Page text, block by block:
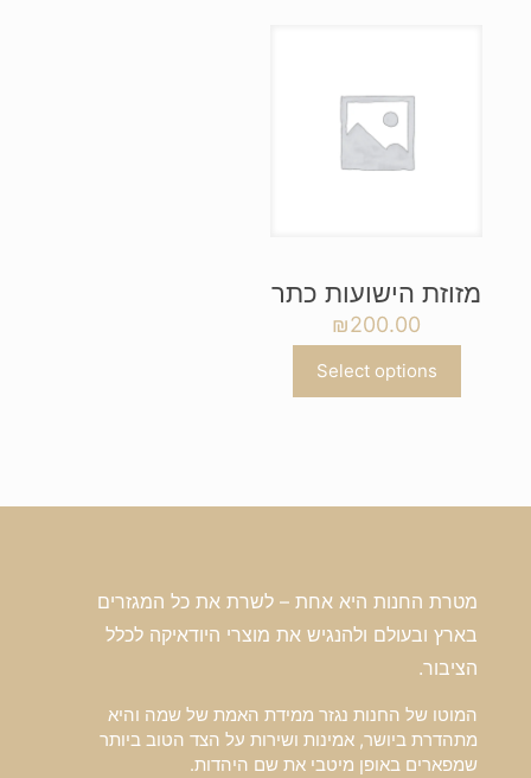
מזוזת הישועות כתר
₪200.00
Select options
מטרת החנות היא אחת – לשרת את כל המגזרים
בארץ ובעולם ולהנגיש את מוצרי היודאיקה לכלל
הציבור.
המוטו של החנות נגזר ממידת האמת של שמה והיא
מתהדרת ביושר, אמינות ושירות על הצד הטוב ביותר
שמפארים באופן מיטבי את שם היהדות.